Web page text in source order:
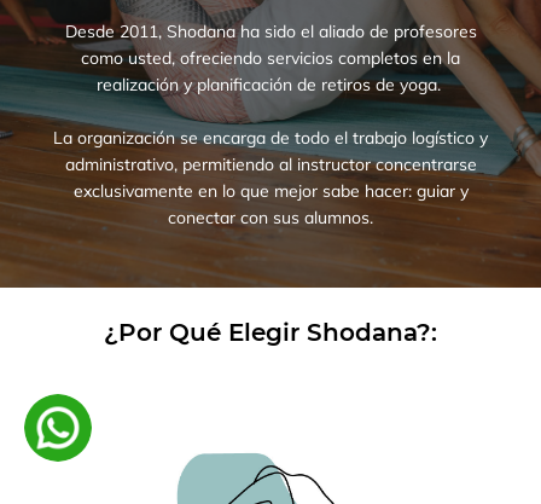
Desde 2011, Shodana ha sido el aliado de profesores
como usted, ofreciendo servicios completos en la
realización y planificación de retiros de yoga.
La organización se encarga de todo el trabajo logístico y
administrativo, permitiendo al instructor concentrarse
exclusivamente en lo que mejor sabe hacer: guiar y
conectar con sus alumnos.
¿Por Qué Elegir Shodana?: